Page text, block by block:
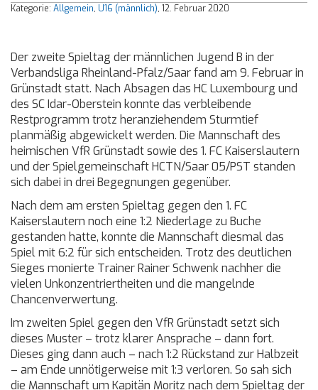
Kategorie: Allgemein, U16 (männlich), 12. Februar 2020
Der zweite Spieltag der männlichen Jugend B in der
Verbandsliga Rheinland-Pfalz/Saar fand am 9. Februar in
Grünstadt statt. Nach Absagen das HC Luxembourg und
des SC Idar-Oberstein konnte das verbleibende
Restprogramm trotz heranziehendem Sturmtief
planmäßig abgewickelt werden. Die Mannschaft des
heimischen VfR Grünstadt sowie des 1. FC Kaiserslautern
und der Spielgemeinschaft HCTN/Saar 05/PST standen
sich dabei in drei Begegnungen gegenüber.
Nach dem am ersten Spieltag gegen den 1. FC
Kaiserslautern noch eine 1:2 Niederlage zu Buche
gestanden hatte, konnte die Mannschaft diesmal das
Spiel mit 6:2 für sich entscheiden. Trotz des deutlichen
Sieges monierte Trainer Rainer Schwenk nachher die
vielen Unkonzentriertheiten und die mangelnde
Chancenverwertung.
Im zweiten Spiel gegen den VfR Grünstadt setzt sich
dieses Muster – trotz klarer Ansprache – dann fort.
Dieses ging dann auch – nach 1:2 Rückstand zur Halbzeit
– am Ende unnötigerweise mit 1:3 verloren. So sah sich
die Mannschaft um Kapitän Moritz nach dem Spieltag der